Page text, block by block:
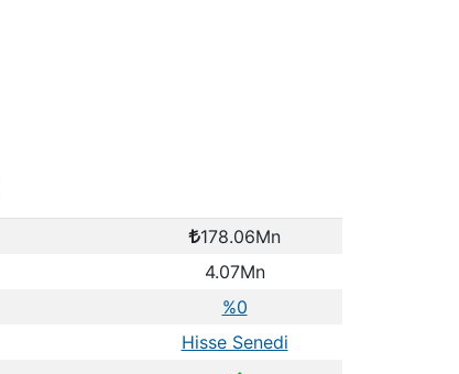
178.06Mn
4.07Mn
%0
Hisse Senedi